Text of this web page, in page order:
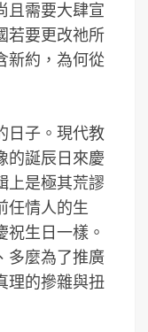
且需要大肆宣
若要更改祂所
新約，為何從
日子。現代教
的誕辰日來慶
上是極其荒謬
任情人的生
祝生日一樣。
多麼為了推廣
理的摻雜與扭